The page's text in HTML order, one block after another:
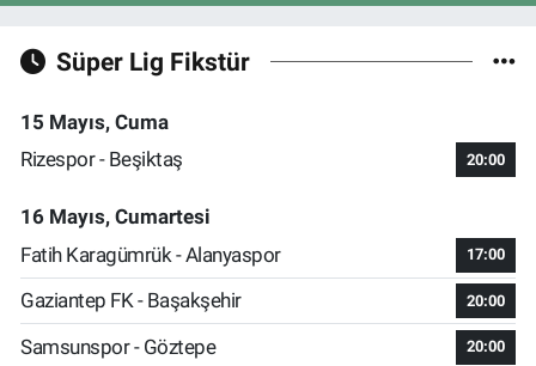
Süper Lig Fikstür
15 Mayıs, Cuma
Rizespor - Beşiktaş
20:00
16 Mayıs, Cumartesi
Fatih Karagümrük - Alanyaspor
17:00
Gaziantep FK - Başakşehir 20:00
Samsunspor - Göztepe 20:00